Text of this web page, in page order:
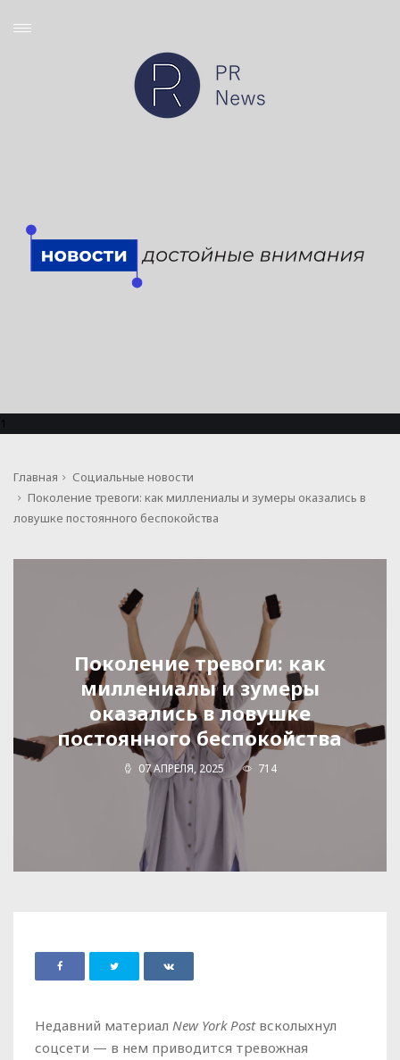
1
Главная
Социальные новости
Поколение тревоги: как миллениалы и зумеры оказались в
ловушке постоянного беспокойства
Поколение тревоги: как
миллениалы и зумеры
оказались в ловушке
постоянного беспокойства
07 АПРЕЛЯ, 2025 714
Недавний материал New York Postвсколыхнул
соцсети — в нем приводится тревожная